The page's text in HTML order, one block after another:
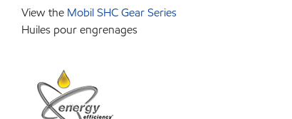
View the Mobil SHC Gear Series
Huiles pour engrenages